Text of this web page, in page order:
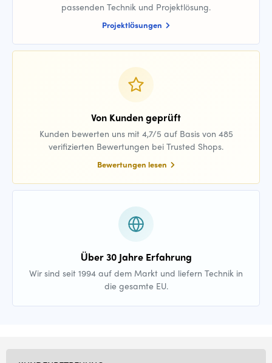
passenden Technik und Projektlösung.
Projektlösungen
Von Kunden geprüft
Kunden bewerten uns mit 4,7/5 auf Basis von 485
verifizierten Bewertungen bei Trusted Shops.
Bewertungen lesen
Über 30 Jahre Erfahrung
Wir sind seit 1994 auf dem Markt und liefern Technik in
die gesamte EU.